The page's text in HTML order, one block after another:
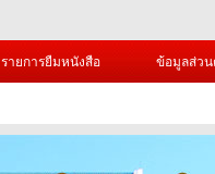
รายการยืมหนังสือ ข้อมูลส่ว